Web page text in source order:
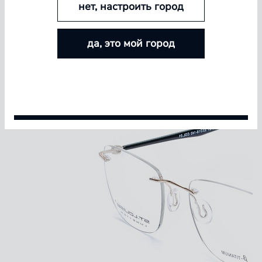
БОЛЬШЕ ЛИНЗ — БОЛЬШЕ СКИДКА
Покупайте контактные линзы Airway и увеличивайте
размер скидки — от 5% до 15%
нет, настроить город
да, это мой город